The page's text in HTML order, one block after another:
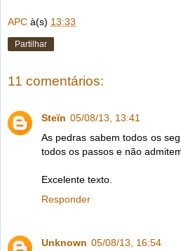
APC à(s) 13:33
Partilhar
11 comentários:
Steïn 05/08/13, 13:41
As pedras sabem todos os
todos os passos e não
Excelente texto.
Responder
Unknown 05/08/13, 16:54